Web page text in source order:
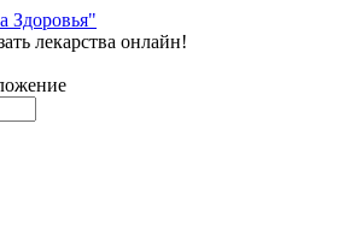
лекарства онлайн!